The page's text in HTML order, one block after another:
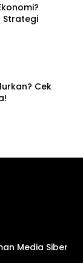
Strategi
Cek
Media Siber